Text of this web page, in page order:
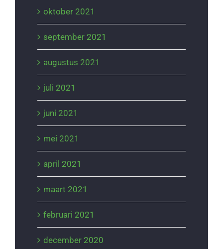
oktober 2021
september 2021
augustus 2021
juli 2021
juni 2021
mei 2021
april 2021
maart 2021
februari 2021
december 2020